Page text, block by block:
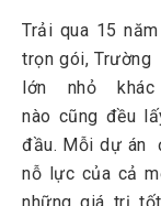
Trải qua 15
trọn gói,
lớn nhỏ
nào cũng đều
đầu. Mỗi dự án
nỗ lực của cả